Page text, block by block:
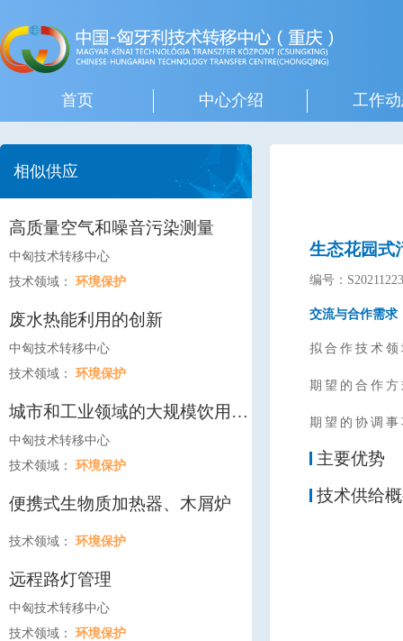
首页 中心介绍 工作
生态花园式
编号：
交流与合作需求
拟合作技术
期望的合作
期望的协调
主要优势
技术供给
相似供应
高质量空气和噪音污染测量
中匈技术转移中心
技术领域： 环境保护
废水热能利用的创新
中匈技术转移中心
技术领域： 环境保护
城市和工业领域的大规模饮用水
及废水处理
中匈技术转移中心
技术领域： 环境保护
便携式生物质加热器、木屑炉
技术领域： 环境保护
远程路灯管理
中匈技术转移中心
技术领域： 环境保护